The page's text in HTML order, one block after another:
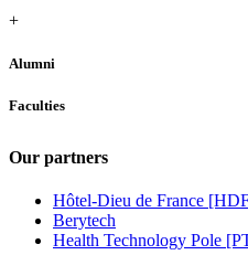
+
Alumni
Faculties
Our partners
Hôtel-Dieu de France
Berytech
Health Technology Pole